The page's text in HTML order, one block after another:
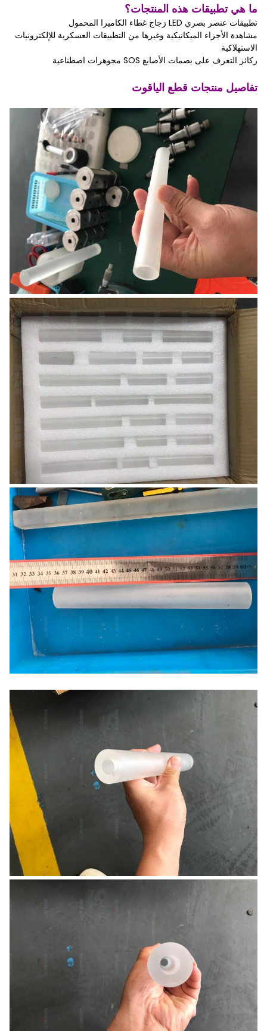
ما هي تطبيقات هذه المنتجات؟
تطبيقات عنصر بصري LED زجاج غطاء الكاميرا المحمول
مشاهدة الأجزاء الميكانيكية وغيرها من التطبيقات العسكرية للإلكترونيات
الاستهلاكية
ركائز التعرف على بصمات الأصابع SOS مجوهرات اصطناعية
تفاصيل منتجات قطع الياقوت